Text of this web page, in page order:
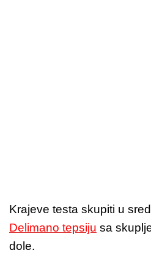
Krajeve testa skupiti u
Delimano tepsiju sa
dole.